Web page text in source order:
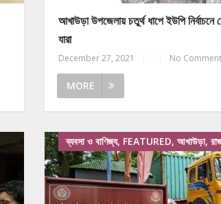
আখাউড়া উপজেলায় চতুর্থ ধাপে ইউপি নির্বাচনে
যারা
December 27, 2021 No
MORE
ব্যবসা ও বাণিজ্য, FEATURED, আখাউড়া,